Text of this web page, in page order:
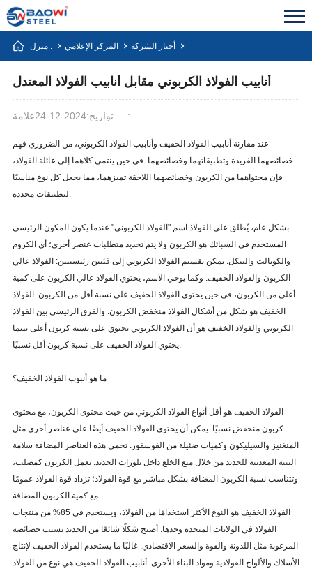
منزل . المركز الإعلامي أخبار الشركة
أنابيب الفولاذ الكربوني مقابل أنابيب الفولاذ المعتدل
تواريخ:2024-12-24 علامة:
عند مقارنة أنابيب الفولاذ الخفيف وأنابيب الفولاذ الكربوني، من الضروري فهم
خصائصهما الفريدة وتطبيقاتهما وخصائصهما. في حين ينتمي كلاهما إلى عائلة الفولاذ،
فإن محتواهما من الكربون وخصائصهما اللاحقة تميزهما، مما يجعل كل نوع مناسبًا
لتطبيقات محددة.
بشكل عام، يُطلق على الفولاذ اسم "الفولاذ الكربوني" عندما يكون المكون الرئيسي
المستخدم في السبائك هو الكربون ولا يتم تحديد متطلبات عنصر أخرى؛ أي الكروم
والكوبالت والنيكل. يمكن تقسيم الفولاذ الكربوني إلى فئتين رئيسيتين: الفولاذ عالي
الكربون والفولاذ الخفيف. وكما يوحي الاسم، يحتوي الفولاذ عالي الكربون على كمية
أعلى من الكربون، في حين يحتوي الفولاذ الخفيف على نسبة أقل من الكربون. الفولاذ
الخفيف هو شكل من أشكال الفولاذ منخفض الكربون. والفرق الرئيسي بين الفولاذ
الكربوني والفولاذ الخفيف هو أن الفولاذ الكربوني يحتوي على نسبة كربون أعلى بينما
يحتوي الفولاذ الخفيف على نسبة كربون أقل نسبيًا.
ما هو أنبوب الفولاذ الخفيف؟
الفولاذ الخفيف هو أقل أنواع الفولاذ الكربوني من حيث محتوى الكربون، مع محتوى
كربون منخفض نسبيًا. يمكن أن يحتوي الفولاذ الخفيف أيضًا على عناصر أخرى مثل
المنغنيز والسيليكون وكميات ضئيلة من الفوسفور. تحمي هذه العناصر المضافة سلامة
البنية المعدنية للحديد من خلال منع الخلع داخل بلورات الحديد. يعمل الكربون كمصلب،
وتتناسب نسبة الكربون المضافة بشكل مباشر مع قوة الفولاذ؛ تزداد قوة الفولاذ عمومًا
مع كمية الكربون المضافة.
الفولاذ الخفيف هو النوع الأكثر استخدامًا من الفولاذ، ويستخدم في 85% من منتجات
الفولاذ في الولايات المتحدة وحدها. أصبح شكلًا شائعًا من الحديد بسبب خصائصه
المرغوبة مثل اللدونة والقوة والسعر الاقتصادي. غالبًا ما يستخدم الفولاذ الخفيف لإنتاج
الأسلاك والألواح الفولاذية ومواد البناء الأخرى. أنابيب الفولاذ الخفيف هي نوع من الفولاذ